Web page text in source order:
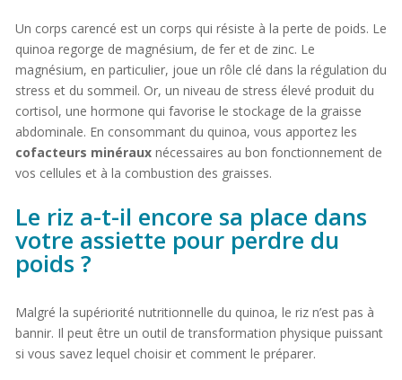
Un corps carencé est un corps qui résiste à la perte de poids. Le
quinoa regorge de magnésium, de fer et de zinc. Le
magnésium, en particulier, joue un rôle clé dans la régulation du
stress et du sommeil. Or, un niveau de stress élevé produit du
cortisol, une hormone qui favorise le stockage de la graisse
abdominale. En consommant du quinoa, vous apportez les
cofacteurs minérauxnécessaires au bon fonctionnement de
vos cellules et à la combustion des graisses.
Le riz a-t-il encore sa place dans
votre assiette pour perdre du
poids ?
Malgré la supériorité nutritionnelle du quinoa, le riz n’est pas à
bannir. Il peut être un outil de transformation physique puissant
si vous savez lequel choisir et comment le préparer.